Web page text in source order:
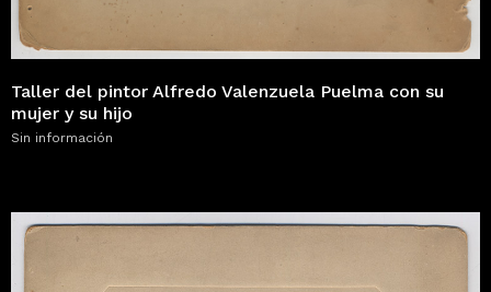
Taller del pintor Alfredo Valenzuela Puelma con su
mujer y su hijo
Sin información